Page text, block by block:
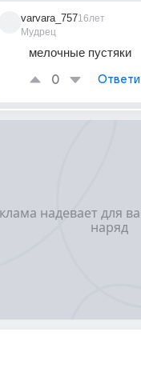
varvara_757
Мудрец
16лет
мелочные пустяки
0